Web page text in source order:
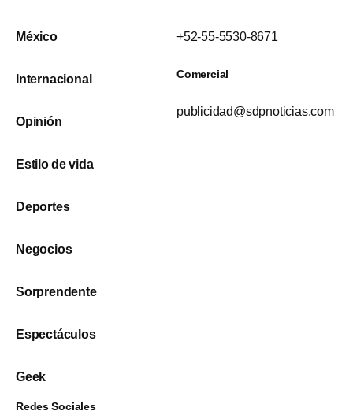
México
Internacional
Opinión
Estilo de vida
Deportes
Negocios
Sorprendente
Espectáculos
Geek
+52-55-5530-8671
Comercial
publicidad@sdpnoticias.com
Redes Sociales